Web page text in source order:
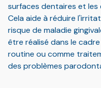
surfaces dentaires et les
Cela aide à réduire
risque de maladie
être réalisé dans le
routine ou comme
des problèmes